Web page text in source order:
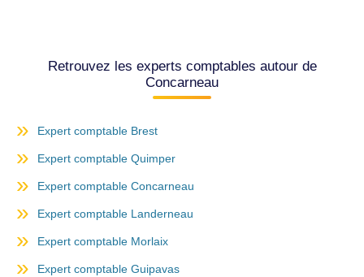
Retrouvez les experts comptables autour de
Concarneau
Expert comptable Brest
Expert comptable Quimper
Expert comptable Concarneau
Expert comptable Landerneau
Expert comptable Morlaix
Expert comptable Guipavas